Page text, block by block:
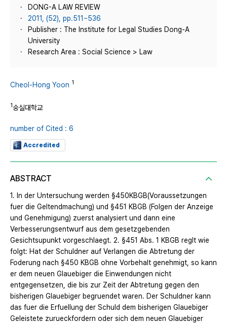
DONG-A LAW REVIEW
2011, (52), pp.511~536
Publisher : The Institute for Legal Studies Dong-A
University
Research Area : Social Science > Law
Cheol-Hong Yoon 1
1숭실대학교
number of Cited : 6
Accredited
ABSTRACT
1. In der Untersuchung werden §450KBGB(Voraussetzungen
fuer die Geltendmachung) und §451 KBGB (Folgen der Anzeige
und Genehmigung) zuerst analysiert und dann eine
Verbesserungsentwurf aus dem gesetzgebenden
Gesichtsupunkt vorgeschlaegt. 2. §451 Abs. 1 KBGB reglt wie
folgt: Hat der Schuldner auf Verlangen die Abtretung der
Foderung nach §450 KBGB ohne Vorbehalt genehmigt, so kann
er dem neuen Glauebiger die Einwendungen nicht
entgegensetzen, die bis zur Zeit der Abtretung gegen den
bisherigen Glauebiger begruendet waren. Der Schuldner kann
das fuer die Erfuellung der Schuld dem bisherigen Glauebiger
Geleistete zurueckfordern oder sich dem neuen Glauebiger